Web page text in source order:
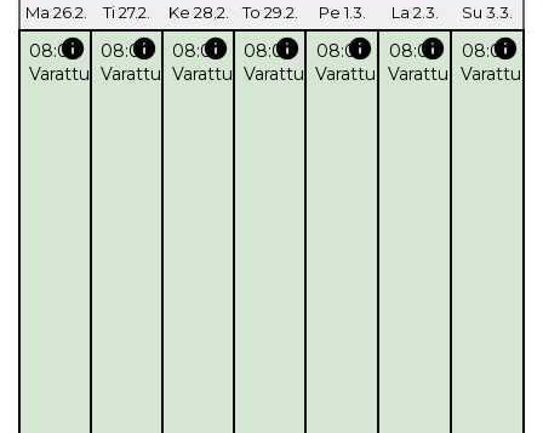
Ma 26.2. Ti 27.2. Ke 28.2. To 29.2. Pe 1.3. La 2.3. Su 3.3.
08:00
info
Varattu
08:00
info
Varattu
08:00
info
Varattu
08:00
info
Varattu
08:00
info
Varattu
08:00
info
Varattu
08:00
info
Varattu